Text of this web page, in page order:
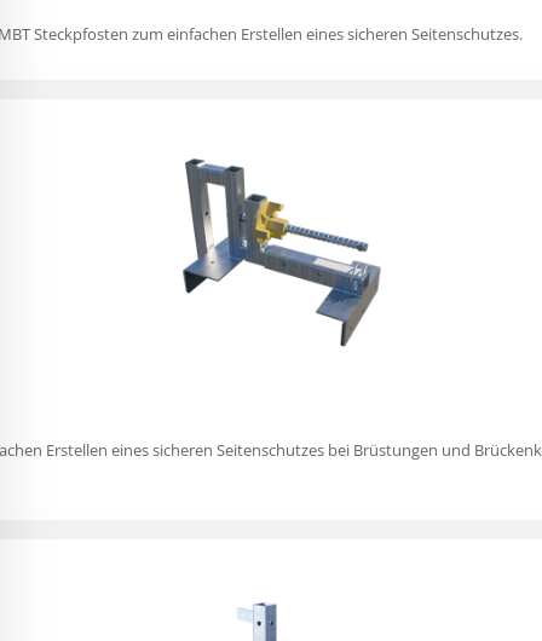
Steckpfosten zum einfachen Erstellen eines sicheren Seitenschutzes.
Erstellen eines sicheren Seitenschutzes bei Brüstungen und